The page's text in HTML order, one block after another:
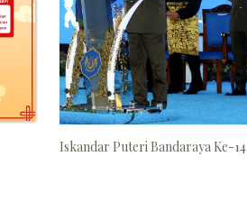
Iskandar Puteri Bandaraya Ke-14